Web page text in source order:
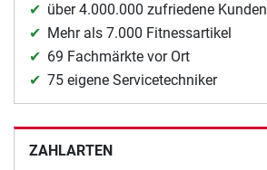
über 4.000.000 zufriedene Kunden
Mehr als 7.000 Fitnessartikel
69 Fachmärkte vor Ort
75 eigene Servicetechniker
ZAHLARTEN